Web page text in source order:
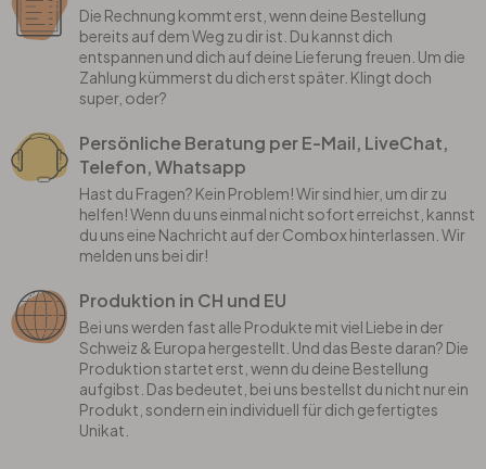
Die Rechnung kommt erst, wenn deine Bestellung
bereits auf dem Weg zu dir ist. Du kannst dich
entspannen und dich auf deine Lieferung freuen. Um die
Zahlung kümmerst du dich erst später. Klingt doch
super, oder?
Persönliche Beratung per E-Mail, LiveChat,
Telefon, Whatsapp
Hast du Fragen? Kein Problem! Wir sind hier, um dir zu
helfen! Wenn du uns einmal nicht sofort erreichst, kannst
du uns eine Nachricht auf der Combox hinterlassen. Wir
melden uns bei dir!
Produktion in CH und EU
Bei uns werden fast alle Produkte mit viel Liebe in der
Schweiz & Europa hergestellt. Und das Beste daran? Die
Produktion startet erst, wenn du deine Bestellung
aufgibst. Das bedeutet, bei uns bestellst du nicht nur ein
Produkt, sondern ein individuell für dich gefertigtes
Unikat.